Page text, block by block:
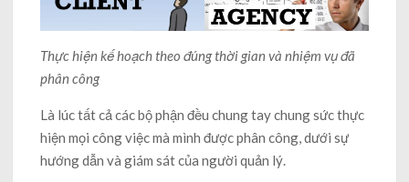
Thực hiện kế hoạch theo đúng thời gian và nhiệm vụ đã
phân công
Là lúc tất cả các bộ phận đều chung tay chung sức thực
hiện mọi công việc mà mình được phân công, dưới sự
hướng dẫn và giám sát của người quản lý.